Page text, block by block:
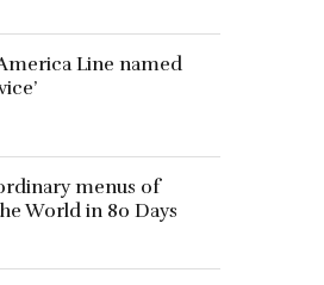
Line named
menus of
World in 80 Days